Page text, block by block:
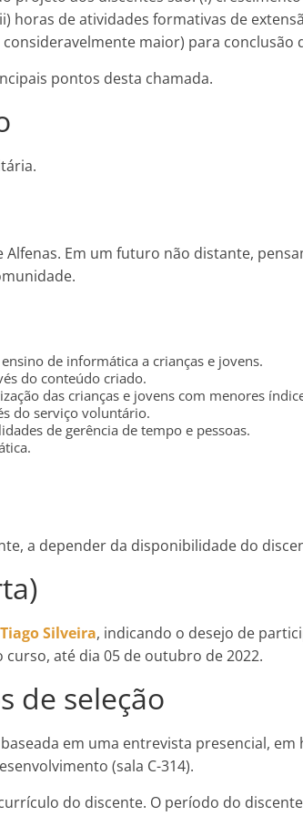
horas de atividades formativas de
maior) para conclusão
pontos desta chamada.
Alfenas. Em um futuro não distante,
de informática a crianças e jovens.
do conteúdo criado.
das crianças e jovens com menores
do serviço voluntário.
de gerência de tempo e pessoas.
a depender da disponibilidade do
Tiago Silveira, indicando o desejo de
até dia 05 de outubro de 2022.
de seleção
em uma entrevista presencial,
(sala C-314).
do discente. O período do